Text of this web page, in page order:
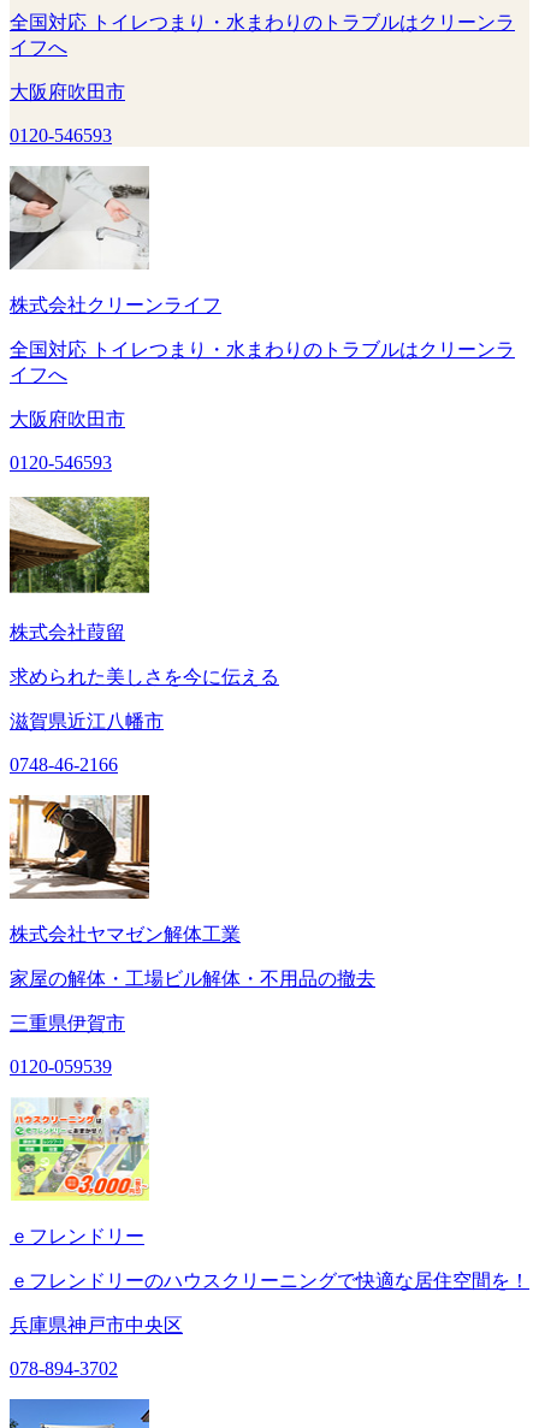
全国対応 トイレつまり・水まわりのトラブルはクリーンラ
イフへ
大阪府吹田市
0120-546593
株式会社クリーンライフ
全国対応 トイレつまり・水まわりのトラブルはクリーンラ
イフへ
大阪府吹田市
0120-546593
株式会社葭留
求められた美しさを今に伝える
滋賀県近江八幡市
0748-46-2166
株式会社ヤマゼン解体工業
家屋の解体・工場ビル解体・不用品の撤去
三重県伊賀市
0120-059539
ｅフレンドリー
ｅフレンドリーのハウスクリーニングで快適な居住空間を！
兵庫県神戸市中央区
078-894-3702